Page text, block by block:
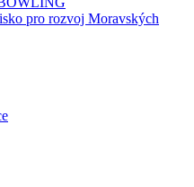
pro rozvoj Moravských